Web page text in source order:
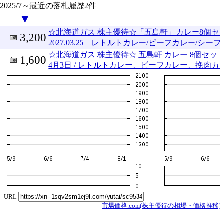
2025/7～最近の落札履歴2件
▼
3,200 ☆北海道ガス 株主優待☆「五島軒」カレー8個
2027.03.25 レトルトカレー/ビーフカレー/シー
1,600 ☆北海道ガス 株主優待☆ 五島軒 カレー 8個セッ
4月3日 / レトルトカレー、ビーフカレー、挽肉
URL
市場価格.com(株主優待の相場・価格推移)